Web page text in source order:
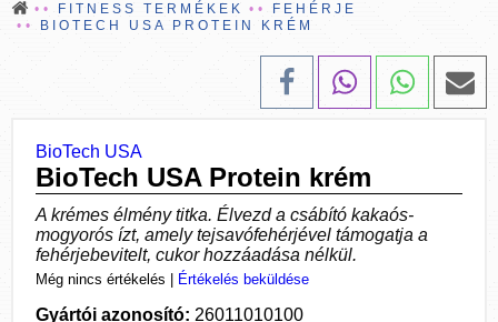
FITNESS TERMÉKEK
FEHÉRJE
BIOTECH USA PROTEIN KRÉM
BioTech USA
BioTech USA Protein krém
A krémes élmény titka. Élvezd a csábító kakaós-
mogyorós ízt, amely tejsavófehérjével támogatja a
fehérjebevitelt, cukor hozzáadása nélkül.
Még nincs értékelés Értékelés beküldése
Gyártói azonosító: 26011010100